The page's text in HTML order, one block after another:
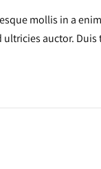
mollis in a
auctor.